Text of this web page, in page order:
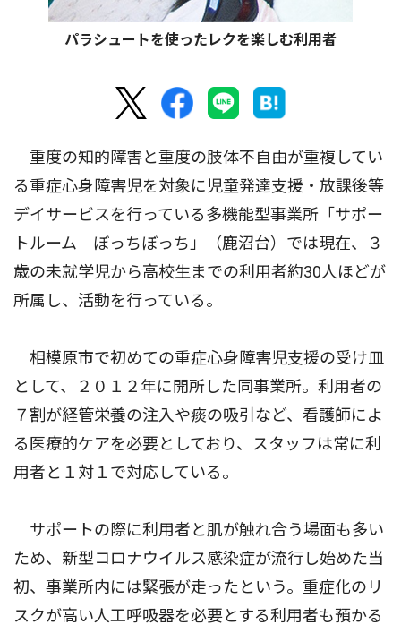
パラシュートを使ったレクを楽しむ利用者
重度の知的障害と重度の肢体不自由が重複してい
る重症心身障害児を対象に児童発達支援・放課後等
デイサービスを行っている多機能型事業所「サポー
トルーム ぼっちぼっち」（鹿沼台）では現在、３
歳の未就学児から高校生までの利用者約30人ほどが
所属し、活動を行っている。
相模原市で初めての重症心身障害児支援の受け皿
として、２０１２年に開所した同事業所。利用者の
７割が経管栄養の注入や痰の吸引など、看護師によ
る医療的ケアを必要としており、スタッフは常に利
用者と１対１で対応している。
サポートの際に利用者と肌が触れ合う場面も多い
ため、新型コロナウイルス感染症が流行し始めた当
初、事業所内には緊張が走ったという。重症化のリ
スクが高い人工呼吸器を必要とする利用者も預かる